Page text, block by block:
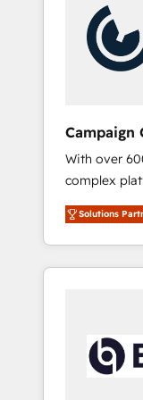
Nos
técnica con
plazo.
Campaign
CRM
With over
complex
delivered,
Partner for
replatform,
in high-
turning
growth-
Solutions